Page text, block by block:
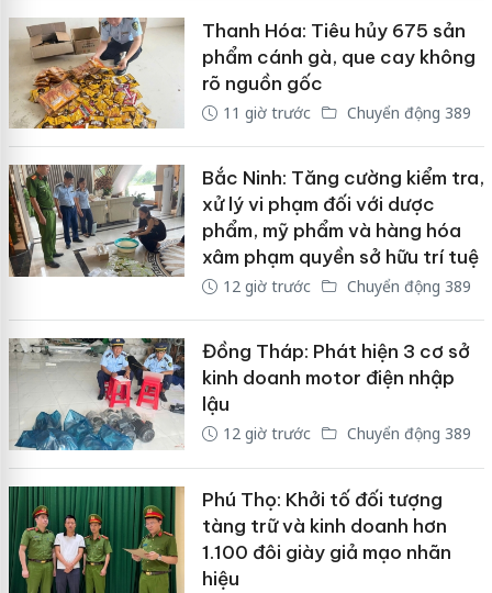
Thanh Hóa: Tiêu hủy 675 sản
phẩm cánh gà, que cay không
rõ nguồn gốc
11 giờ trước Chuyển động 389
Bắc Ninh: Tăng cường kiểm tra,
xử lý vi phạm đối với dược
phẩm, mỹ phẩm và hàng hóa
xâm phạm quyền sở hữu trí tuệ
12 giờ trước Chuyển động 389
Đồng Tháp: Phát hiện 3 cơ sở
kinh doanh motor điện nhập
lậu
12 giờ trước Chuyển động 389
Phú Thọ: Khởi tố đối tượng
tàng trữ và kinh doanh hơn
1.100 đôi giày giả mạo nhãn
hiệu